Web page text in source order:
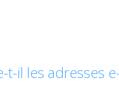
il les adresses